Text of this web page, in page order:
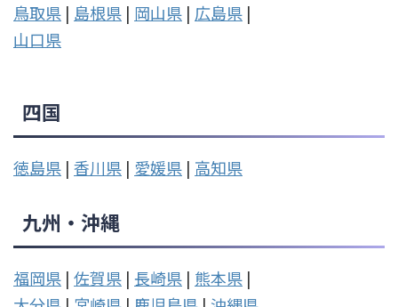
鳥取県 | 島根県 | 岡山県 | 広島県 |
山口県
四国
徳島県 | 香川県 | 愛媛県 | 高知県
九州・沖縄
福岡県 | 佐賀県 | 長崎県 | 熊本県 |